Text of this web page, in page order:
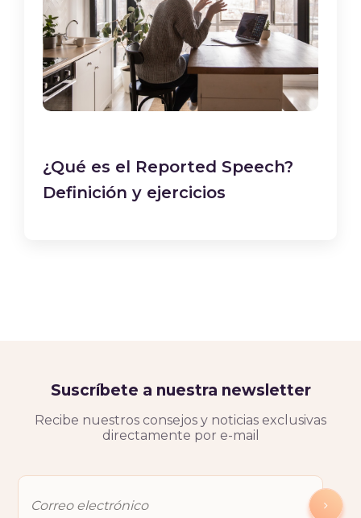
¿Qué es el Reported Speech?
Definición y ejercicios
Suscríbete a nuestra newsletter
Recibe nuestros consejos y noticias exclusivas
directamente por e-mail